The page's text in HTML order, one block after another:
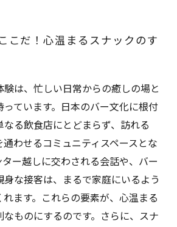
こだ！心温まるスナックのす
は、忙しい日常からの癒しの場と
っています。日本のバー文化に根付
なる飲食店にとどまらず、訪れる
わせるコミュニティスペースとな
ター越しに交わされる会話や、バー
身な接客は、まるで家庭にいるよう
ます。これらの要素が、心温まる
なものにするのです。さらに、スナ